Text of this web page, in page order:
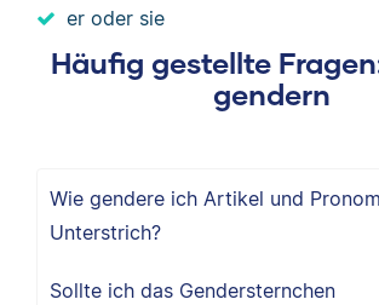
er oder sie
Häufig gestellte
gendern
Wie gendere ich Artikel und
Unterstrich?
Sollte ich das Gendersternchen